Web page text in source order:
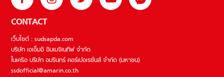
CONTACT
เว็บไซต์ : sudsapda.com
บริษัท เอเอ็มอี อิมเมจิเนทีฟ จำกัด
ในเครือ บริษัท อมรินทร์ คอร์เปอเรชั่นส์ จำกัด (มหาชน)
ssdofficial@amarin.co.th